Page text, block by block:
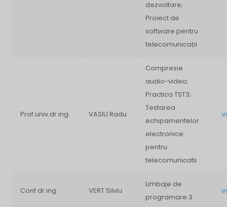
dezvoltare;
Proiect de
software pentru
telecomunicații
Prof.univ.dr.ing. VASIU Radu
Compresie
audio-video;
Practica TST3;
Testarea
echipamentelor
electronice
pentru
telecomunicatii
Conf.dr.ing. VERT Silviu
Limbaje de
programare 3